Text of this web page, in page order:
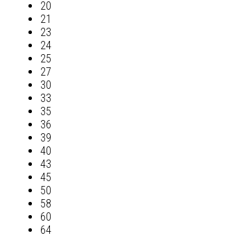
20
21
23
24
25
27
30
33
35
36
39
40
43
45
50
58
60
64